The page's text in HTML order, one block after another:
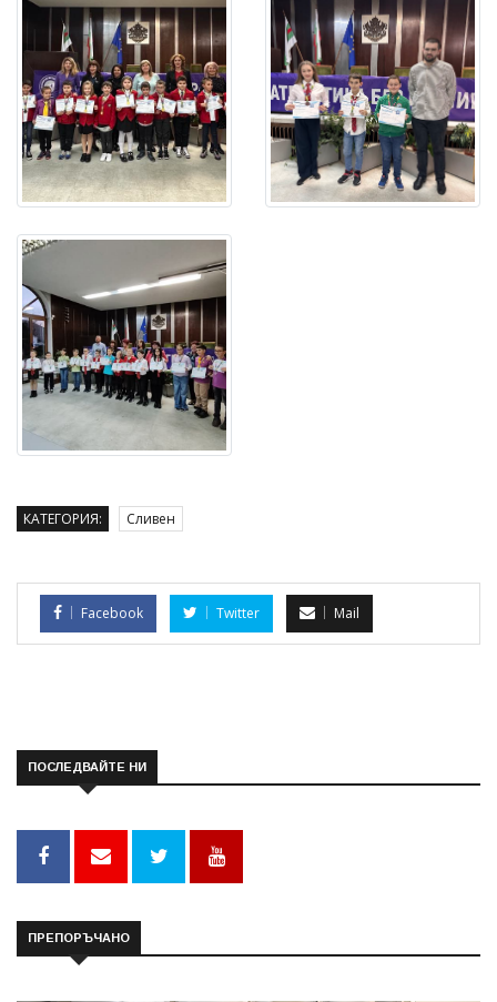
КАТЕГОРИЯ: Сливен
Facebook Twitter Mail
ПОСЛЕДВАЙТЕ НИ
ПРЕПОРЪЧАНО